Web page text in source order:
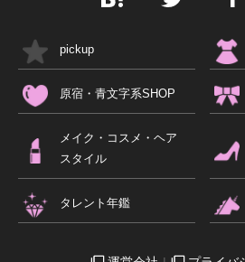
pickup
原宿・青文字系SHOP
メイク・コスメ・ヘア
スタイル
タレント年鑑